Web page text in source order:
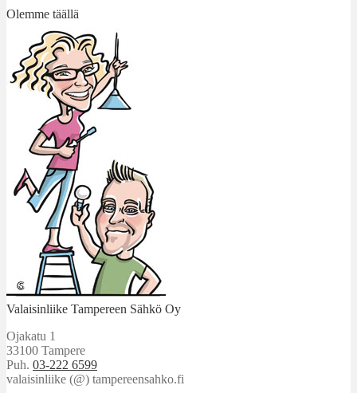
Olemme täällä
Valaisinliike Tampereen Sähkö Oy
Ojakatu 1
33100 Tampere
Puh. 03-222 6599
valaisinliike (@) tampereensahko.fi